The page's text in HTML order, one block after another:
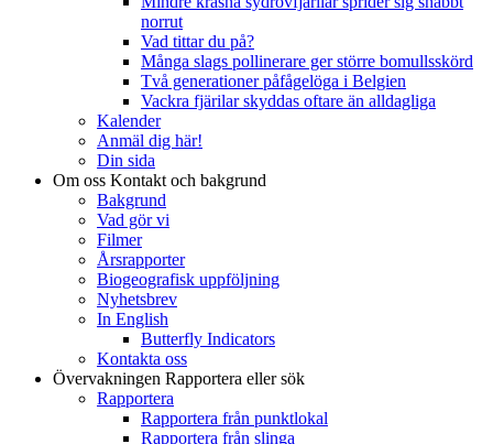
norrut
Vad tittar du på?
Många slags pollinerare ger större bomullsskörd
Två generationer påfågelöga i Belgien
Vackra fjärilar skyddas oftare än alldagliga
Kalender
Anmäl dig här!
Din sida
Om oss Kontakt och bakgrund
Bakgrund
Vad gör vi
Filmer
Årsrapporter
Biogeografisk uppföljning
Nyhetsbrev
In English
Butterfly Indicators
Kontakta oss
Övervakningen Rapportera eller sök
Rapportera
Rapportera från punktlokal
Rapportera från slinga